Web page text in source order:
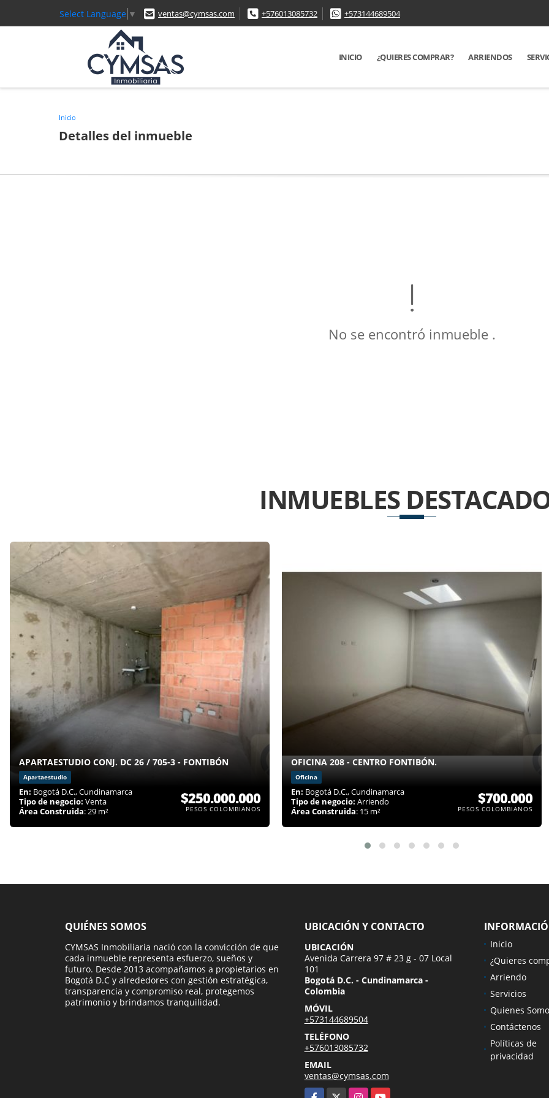
Select Language ▼ ventas@cymsas.com +576013085732 +573144689504
INICIO ¿QUIERES COMPRAR? ARRIENDOS
Inicio
Detalles del inmueble
No se encontró inmueble .
INMUEBLES
APARTAESTUDIO CONJ. DC 26 / 705-3 - FONTIBÓN
Apartaestudio
En: Bogotá D.C., Cundinamarca
Tipo de negocio: Venta
Área Construida: 29 m²
$250.000.000
PESOS COLOMBIANOS
OFICINA 208 - CENTRO FONTIBÓN.
Oficina
En: Bogotá D.C., Cundinamarca
Tipo de negocio: Arriendo
Área Construida: 15 m²
$700.000
PESOS COLOMBIANOS
QUIÉNES SOMOS
CYMSAS Inmobiliaria nació con la convicción de que
cada inmueble representa esfuerzo, sueños y
futuro. Desde 2013 acompañamos a propietarios en
Bogotá D.C y alrededores con gestión estratégica,
transparencia y compromiso real, protegemos
patrimonio y brindamos tranquilidad.
UBICACIÓN Y CONTACTO
UBICACIÓN
Avenida Carrera 97 # 23 g - 07 Local
101
Bogotá D.C. - Cundinamarca -
Colombia
MÓVIL
+573144689504
TELÉFONO
+576013085732
EMAIL
ventas@cymsas.com
Facebook
InstagramYouTube
Inicio
¿Quieres
Arriendo
Servicios
Quienes
Contáctenos
Políticas de
privacidad